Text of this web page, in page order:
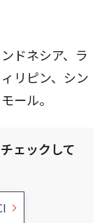
ドネシア、ラ
リピン、シン
ール。
ェックして